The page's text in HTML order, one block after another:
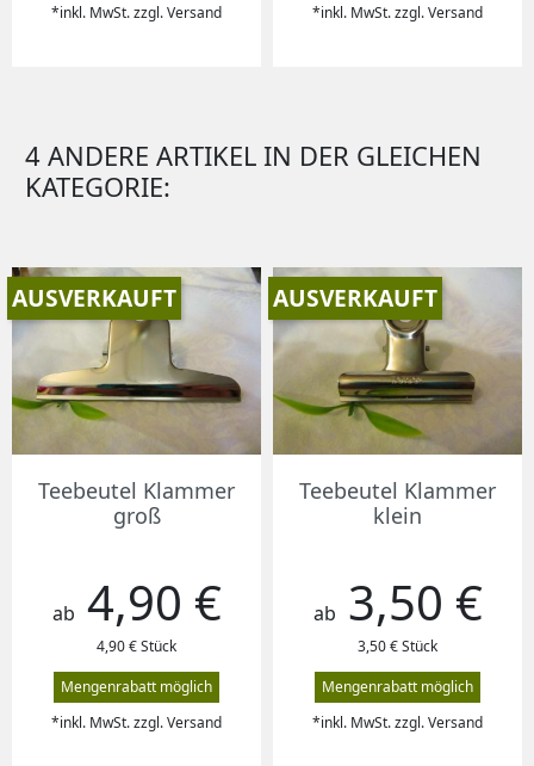
*inkl. MwSt. zzgl. Versand
*inkl. MwSt. zzgl. Versand
4 ANDERE ARTIKEL IN DER GLEICHEN
KATEGORIE:
Teebeutel Klammer
groß
Preis
ab 4,90 €
4,90 € Stück
Mengenrabatt möglich
*inkl. MwSt. zzgl. Versand
AUSVERKAUFT
Teebeutel Klammer
klein
Preis
ab 3,50 €
3,50 € Stück
Mengenrabatt möglich
*inkl. MwSt. zzgl. Versand
AUSVERKAUFT